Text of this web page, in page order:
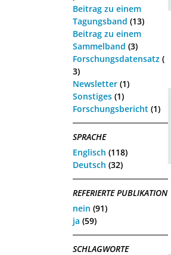
Beitrag zu einem
Tagungsband (13)
Beitrag zu einem
Sammelband (3)
Forschungsdatensatz (
3)
Newsletter (1)
Sonstiges (1)
Forschungsbericht (1)
SPRACHE
Englisch (118)
Deutsch (32)
REFERIERTE PUBLIKATION
nein (91)
ja (59)
SCHLAGWORTE